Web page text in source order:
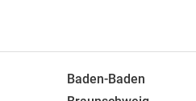
Baden-Baden